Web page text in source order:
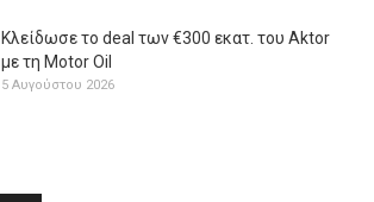
Κλείδωσε το deal των €300 εκατ. του Aktor
με τη Μotor Oil
5 Αυγούστου 2026